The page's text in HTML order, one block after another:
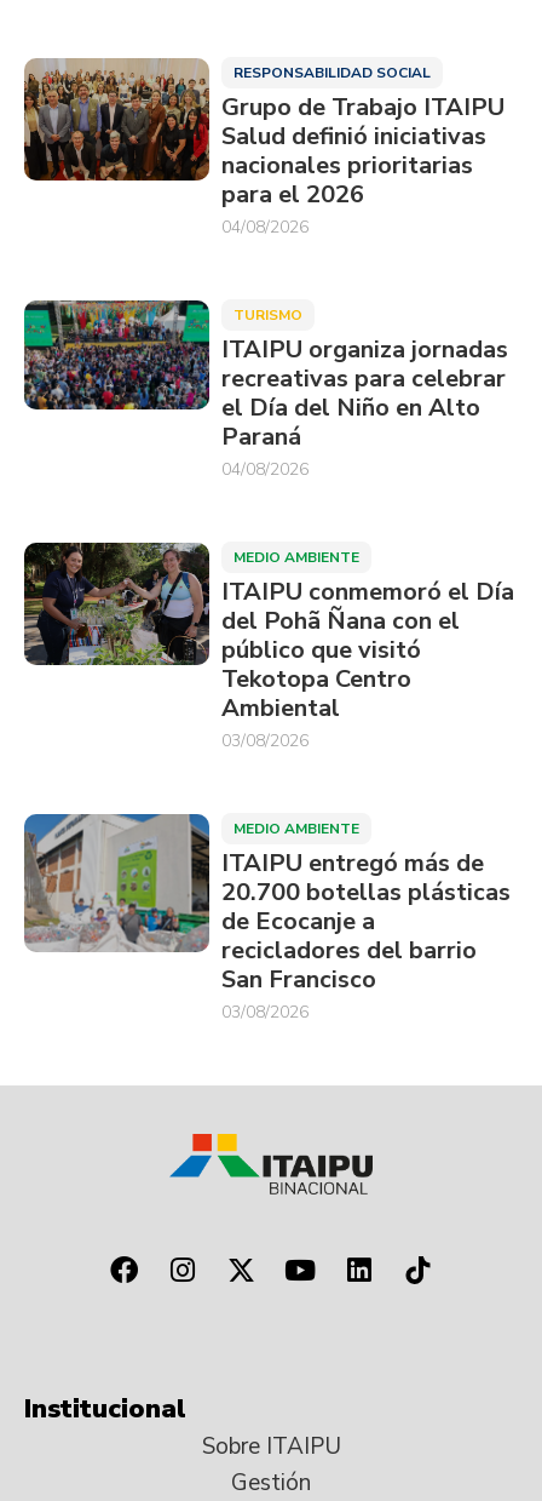
RESPONSABILIDAD SOCIAL
Grupo de Trabajo ITAIPU
Salud definió iniciativas
nacionales prioritarias
para el 2026
04/08/2026
TURISMO
ITAIPU organiza jornadas
recreativas para celebrar
el Día del Niño en Alto
Paraná
04/08/2026
MEDIO AMBIENTE
ITAIPU conmemoró el Día
del Pohã Ñana con el
público que visitó
Tekotopa Centro
Ambiental
03/08/2026
MEDIO AMBIENTE
ITAIPU entregó más de
20.700 botellas plásticas
de Ecocanje a
recicladores del barrio
San Francisco
03/08/2026
Institucional
Sobre ITAIPU
Gestión